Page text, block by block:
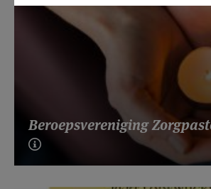
Beroepsvereniging